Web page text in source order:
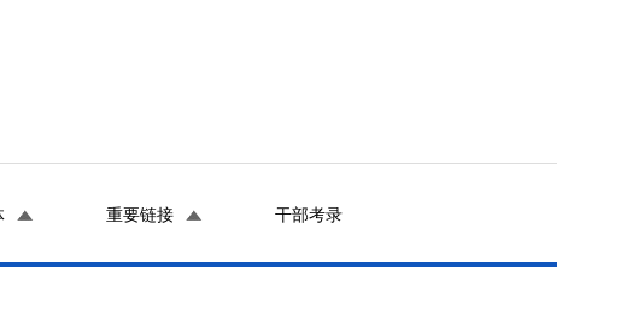
重要链接 干部考录